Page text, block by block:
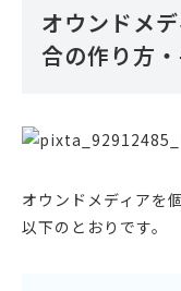
オウンドメ
合の作り方
オウンドメディアを
以下のとおりです。